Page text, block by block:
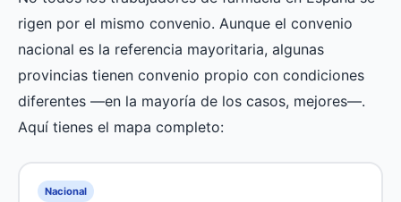
rigen por el mismo convenio. Aunque el convenio
nacional es la referencia mayoritaria, algunas
provincias tienen convenio propio con condiciones
diferentes —en la mayoría de los casos, mejores—.
Aquí tienes el mapa completo:
Nacional